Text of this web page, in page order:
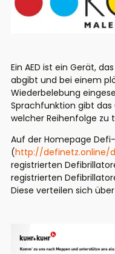
Ein AED ist ein Gerät,
abgibt und bei einem
Wiederbelebung
Sprachfunktion gibt
welcher Reihenfolge zu
Auf der Homepage
(http://definetz.online/
registrierten
registrierten
Diese verteilen sich